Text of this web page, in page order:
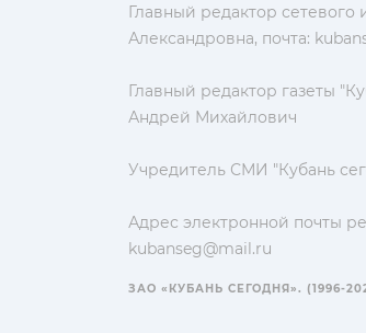
Главный редактор
Александровна, почта:
Главный редактор газеты
Андрей Михайлович
Учредитель СМИ "Кубань
Адрес электронной почты
kubanseg@mail.ru
ЗАО «КУБАНЬ СЕГОДНЯ». (1996-